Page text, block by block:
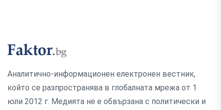
Аналитично-информационен електронен вестник,
който се разпространява в глобалната мрежа от 1
юли 2012 г. Медията не е обвързана с политически и